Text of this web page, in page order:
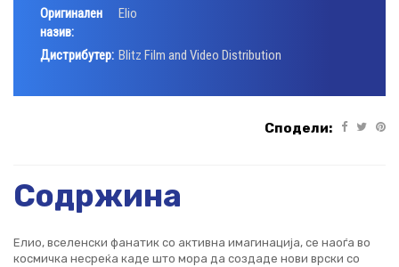
Оригинален
назив:
Elio
Дистрибутер: Blitz Film and Video Distribution
Сподели:
Содржина
Елио, вселенски фанатик со активна имагинација, се наоѓа во
космичка несреќа каде што мора да создаде нови врски со